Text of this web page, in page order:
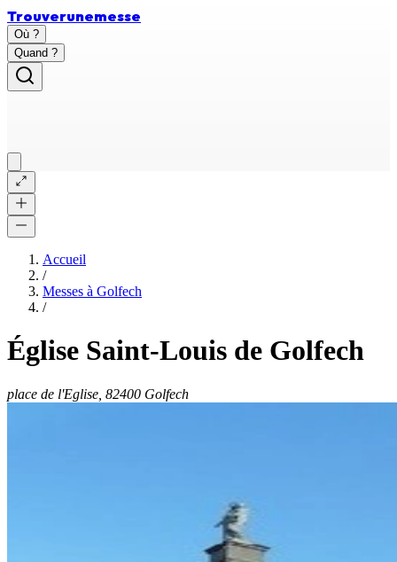
Trouverunemesse
Où ?
Quand ?
Accueil
/
Messes à Golfech
/
Église Saint-Louis de Golfech
place de l'Eglise, 82400 Golfech